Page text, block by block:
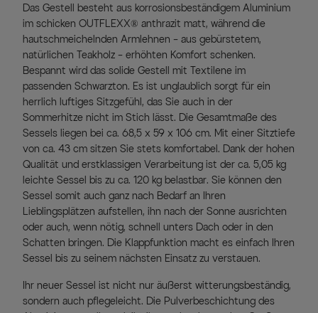
Das Gestell besteht aus korrosionsbeständigem Aluminium
im schicken OUTFLEXX® anthrazit matt, während die
hautschmeichelnden Armlehnen – aus gebürstetem,
natürlichen Teakholz – erhöhten Komfort schenken.
Bespannt wird das solide Gestell mit Textilene im
passenden Schwarzton. Es ist unglaublich sorgt für ein
herrlich luftiges Sitzgefühl, das Sie auch in der
Sommerhitze nicht im Stich lässt. Die Gesamtmaße des
Sessels liegen bei ca. 68,5 x 59 x 106 cm. Mit einer Sitztiefe
von ca. 43 cm sitzen Sie stets komfortabel. Dank der hohen
Qualität und erstklassigen Verarbeitung ist der ca. 5,05 kg
leichte Sessel bis zu ca. 120 kg belastbar. Sie können den
Sessel somit auch ganz nach Bedarf an Ihren
Lieblingsplätzen aufstellen, ihn nach der Sonne ausrichten
oder auch, wenn nötig, schnell unters Dach oder in den
Schatten bringen. Die Klappfunktion macht es einfach Ihren
Sessel bis zu seinem nächsten Einsatz zu verstauen.
Ihr neuer Sessel ist nicht nur äußerst witterungsbeständig,
sondern auch pflegeleicht. Die Pulverbeschichtung des